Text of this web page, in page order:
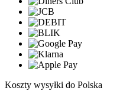
Koszty wysyłki do Polska